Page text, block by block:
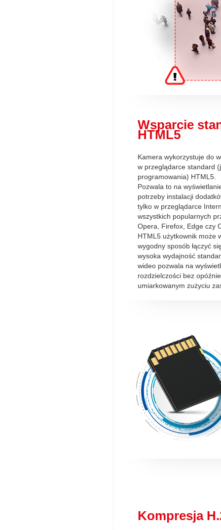
Wsparcie
HTML5
Kamera wykorzystuje do
w przeglądarce standard
programowania) HTML5.
Pozwala to na
potrzeby instalacji
tylko w przeglądarce
wszystkich popularnych
Opera, Firefox, Edge czy
HTML5 użytkownik może
wygodny sposób łączyć
wysoka wydajność
wideo pozwala na
rozdzielczości bez
umiarkowanym zużyciu
Kompresja